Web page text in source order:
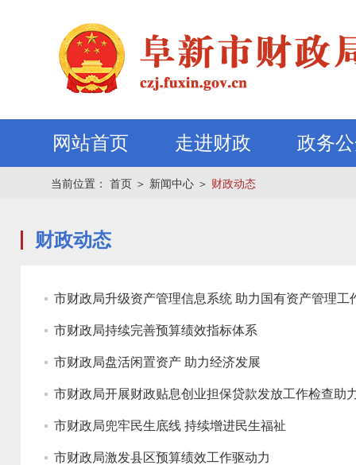
网站首页 走进财政 政务
当前位置： 首页 ＞ 新闻中心 ＞ 财政动态
财政动态
市财政局升级资产管理信息系统 助力国有资产管理工
市财政局持续完善预算绩效指标体系
市财政局盘活闲置资产 助力经济发展
市财政局开展财政贴息创业担保贷款发放工作检查助
市财政局兜牢民生底线 持续增进民生福祉
市财政局激发县区预算绩效工作驱动力